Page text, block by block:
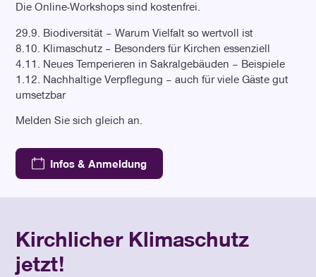
Die Online-Workshops sind kostenfrei.
29.9. Biodiversität – Warum Vielfalt so wertvoll ist
8.10. Klimaschutz – Besonders für Kirchen essenziell
4.11. Neues Temperieren in Sakralgebäuden – Beispiele
1.12. Nachhaltige Verpflegung – auch für viele Gäste gut
umsetzbar
Melden Sie sich gleich an.
Infos & Anmeldung
Kirchlicher Klimaschutz
jetzt!